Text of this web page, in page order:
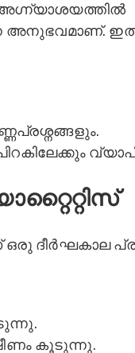
അഗ്ന്യാശയത്തിൽ
അനുഭവമാണ്.
ഒരു ദീർഘകാല
കൂടുന്നു.